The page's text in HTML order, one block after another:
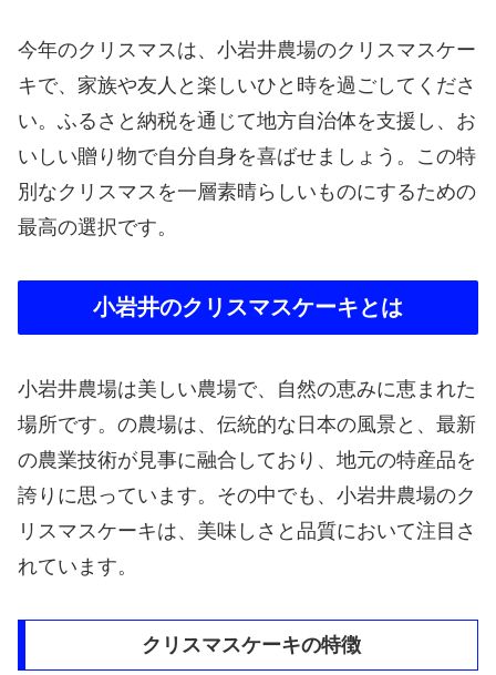
今年のクリスマスは、小岩井農場のクリスマスケー
キで、家族や友人と楽しいひと時を過ごしてくださ
い。ふるさと納税を通じて地方自治体を支援し、お
いしい贈り物で自分自身を喜ばせましょう。この特
別なクリスマスを一層素晴らしいものにするための
最高の選択です。
小岩井のクリスマスケーキとは
小岩井農場は美しい農場で、自然の恵みに恵まれた
場所です。の農場は、伝統的な日本の風景と、最新
の農業技術が見事に融合しており、地元の特産品を
誇りに思っています。その中でも、小岩井農場のク
リスマスケーキは、美味しさと品質において注目さ
れています。
クリスマスケーキの特徴